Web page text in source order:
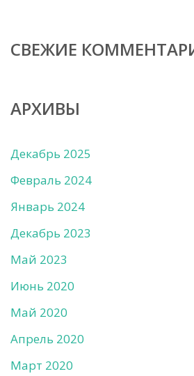
СВЕЖИЕ
АРХИВЫ
Декабрь 2025
Февраль 2024
Январь 2024
Декабрь 2023
Май 2023
Июнь 2020
Май 2020
Апрель 2020
Март 2020